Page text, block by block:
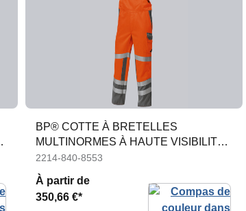
BP® COTTE À BRETELLES
MULTINORMES À HAUTE VISIBILITÉ
APC1
2214-840-8553
À partir de
350,66 €*